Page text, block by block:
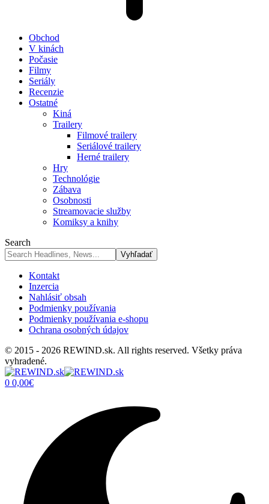
Obchod
V kinách
Počasie
Filmy
Seriály
Recenzie
Ostatné
Kiná
Trailery
Filmové trailery
Seriálové trailery
Herné trailery
Hry
Technológie
Zábava
Osobnosti
Streamovacie služby
Komiksy a knihy
Search
Kontakt
Inzercia
Nahlásiť obsah
Podmienky používania
Podmienky používania e-shopu
Ochrana osobných údajov
© 2015 - 2026 REWIND.sk. All rights reserved. Všetky práva
vyhradené.
0 0,00€